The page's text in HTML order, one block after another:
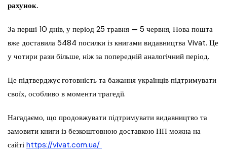
рахунок.
За перші 10 днів, у період 25 травня — 5 червня, Нова пошта
вже доставила 5484 посилки із книгами видавництва Vivat. Це
у чотири рази більше, ніж за попередній аналогічний період.
Це підтверджує готовність та бажання українців підтримувати
своїх, особливо в моменти трагедії.
Нагадаємо, що продовжувати підтримувати видавництво та
замовити книги із безкоштовною доставкою НП можна на
сайті https://vivat.com.ua/